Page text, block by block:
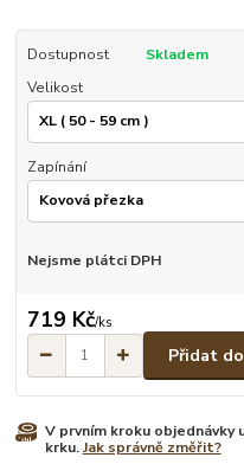
Dostupnost
Skladem
Velikost
Zapínání
Nejsme plátci DPH
719 Kč/ks
Přidat
V prvním kroku
krku.Jak správně změřit?